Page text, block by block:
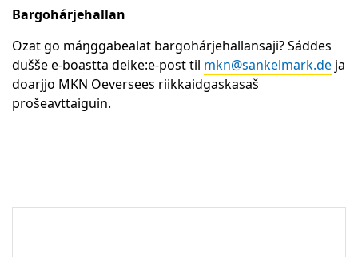
Bargohárjehallan
Ozat go máŋggabealat bargohárjehallansaji? Sáddes
dušše e-boastta deike:e-post til mkn@sankelmark.de ja
doarjjo MKN Oeversees riikkaidgaskasaš
prošeavttaiguin.